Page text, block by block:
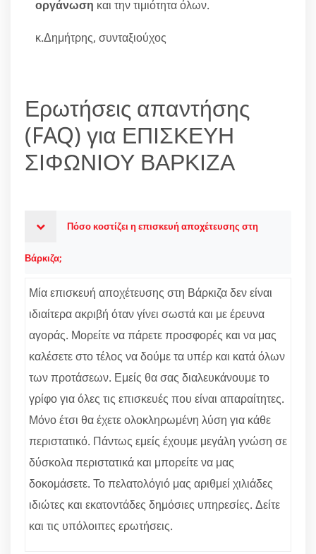
οργάνωση και την τιμιότητα όλων.
κ.Δημήτρης, συνταξιούχος
Ερωτήσεις απαντήσης
(FAQ) για ΕΠΙΣΚΕΥΗ
ΣΙΦΩΝΙΟΥ ΒΑΡΚΙΖΑ
Πόσο κοστίζει η επισκευή αποχέτευσης στη
Βάρκιζα;
Μία επισκευή αποχέτευσης στη Βάρκιζα δεν είναι
ιδιαίτερα ακριβή όταν γίνει σωστά και με έρευνα
αγοράς. Μορείτε να πάρετε προσφορές και να μας
καλέσετε στο τέλος να δούμε τα υπέρ και κατά όλων
των προτάσεων. Εμείς θα σας διαλευκάνουμε το
γρίφο για όλες τις επισκευές που είναι απαραίτητες.
Μόνο έτσι θα έχετε ολοκληρωμένη λύση για κάθε
περιστατικό. Πάντως εμείς έχουμε μεγάλη γνώση σε
δύσκολα περιστατικά και μπορείτε να μας
δοκομάσετε. Το πελατολόγιό μας αριθμεί χιλιάδες
ιδιώτες και εκατοντάδες δημόσιες υπηρεσίες. Δείτε
και τις υπόλοιπες ερωτήσεις.